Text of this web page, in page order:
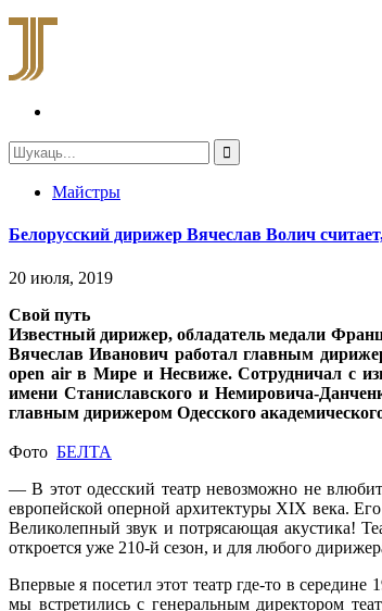
Майстры
Белорусский дирижер Вячеслав Волич
20 июля, 2019
Свой путь
Известный дирижер, обладатель медали
Вячеслав Иванович работал главным
open air в Мире и Несвиже. Сотрудничал с
имени Станиславского и Немировича-
главным дирижером Одесского
Фото БЕЛТА
— В этот одесский театр невозможно не
европейской оперной архитектуры XIX века.
Великолепный звук и потрясающая акустика!
откроется уже ­210-й сезон, и для любого
Впервые я посетил этот театр где-то в
мы встретились с генеральным директором